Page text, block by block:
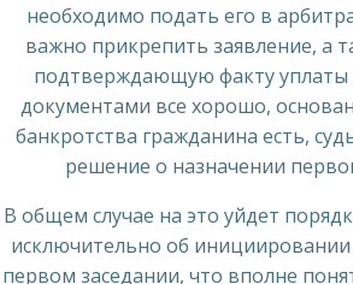
необходимо подать его в
важно прикрепить заявление, а
подтверждающую факту уплаты
документами все хорошо,
банкротства гражданина есть,
решение о назначении
В общем случае на это уйдет
исключительно об
первом заседании, что вполне